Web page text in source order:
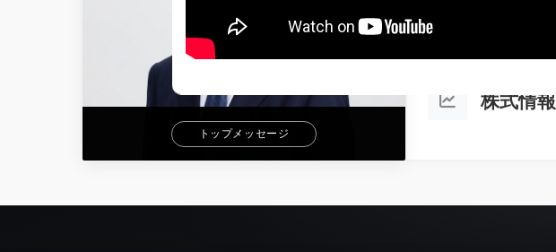
トップメッセージ
株式情報